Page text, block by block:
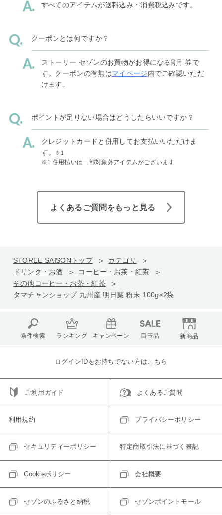
すべてのアイテムが送料込み・消費税込みです。
クーポンとは何ですか？
ストーリー セゾンのお買物がお得になる割引券で
す。クーポンの有無はマイページ内でご確認いただ
けます。
ポイントが足りない場合はどうしたらいいですか？
クレジットカードと併用してお支払いいただけま
す。
※1
※1 併用払いは一部対象外アイテムがございます
よくあるご質問をもっと見る
STOREE SAISONトップ
カテゴリ
ドリンク・お酒
コーヒー・お茶・紅茶
その他コーヒー・お茶・紅茶
タマチャンショップ 九州産 明日葉 粉末 100g×2袋
条件検索 ランキング キャンペーン 目玉品 新商品
ログインIDをお持ちでない方はこちら
ご利用ガイド よくあるご質問
利用規約 プライバシーポリシー
セキュリティーポリシー 特定商取引法に基づく表記
Cookieポリシー 会社概要
セゾンのふるさと納税 セゾンポイントモール